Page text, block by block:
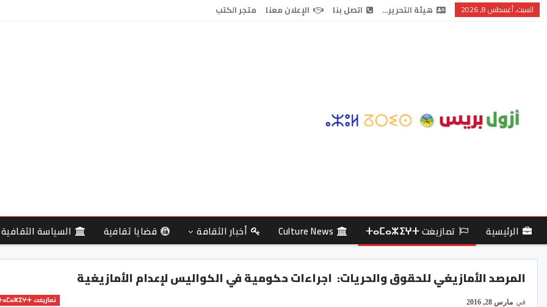
السبت, أغسطس 8, 2026 هيئة التحرير… اتصل بنا الإعلان معنا متجر الكتب
الرئيسية تمازيغت ⵜⴰⵎⴰⵣⵉⵖⵜ Culture News أخبار الثقافة قضايا ثقافية السياسة الثقافية
المرصد الأمازيغي للحقوق والحريات: اجراءات حكومية في الكواليس لإعدام الأمازيغية
تمازيغت ⵜⴰⵎⴰⵣⵉⵖⵜ في مارس 28, 2016